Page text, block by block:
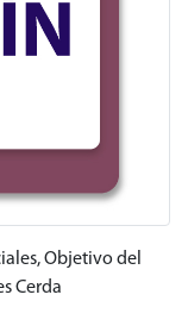
Objetivo del
Cerda